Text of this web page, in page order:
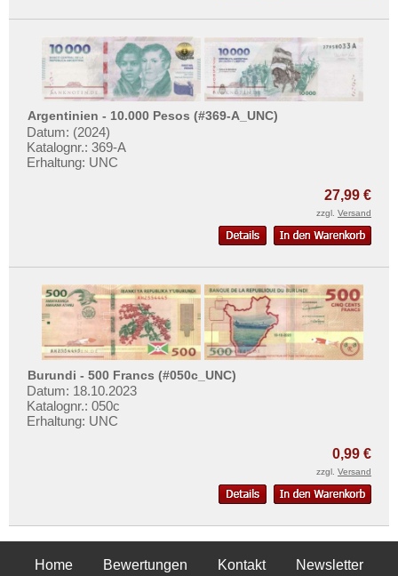
Argentinien - 10.000 Pesos (#369-A_UNC)
Datum: (2024)
Katalognr.: 369-A
Erhaltung: UNC
27,99 €
zzgl. Versand
Burundi - 500 Francs (#050c_UNC)
Datum: 18.10.2023
Katalognr.: 050c
Erhaltung: UNC
0,99 €
zzgl. Versand
Home Bewertungen Kontakt Newsletter